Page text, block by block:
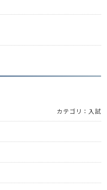
カテゴリ：入試